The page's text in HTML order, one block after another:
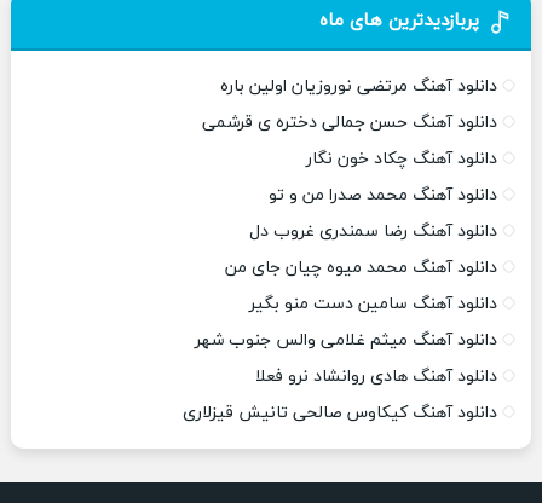
پربازدیدترین های ماه
دانلود آهنگ مرتضی نوروزیان اولین باره
دانلود آهنگ حسن جمالی دختره ی قرشمی
دانلود آهنگ چکاد خون نگار
دانلود آهنگ محمد صدرا من و تو
دانلود آهنگ رضا سمندری غروب دل
دانلود آهنگ محمد میوه چیان جای من
دانلود آهنگ سامین دست منو بگیر
دانلود آهنگ میثم غلامی والس جنوب شهر
دانلود آهنگ هادی روانشاد نرو فعلا
دانلود آهنگ کیکاوس صالحی تانیش قیزلاری